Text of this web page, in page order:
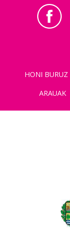
HONI BURUZ
ARAUAK